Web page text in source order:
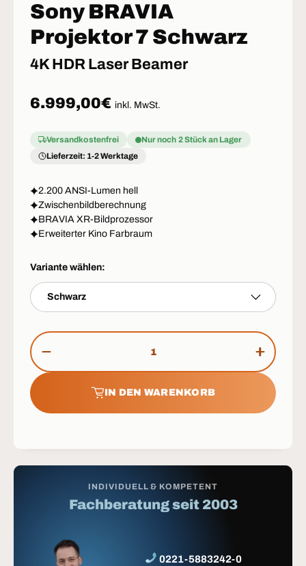
Sony BRAVIA
Projektor 7 Schwarz
4K HDR Laser Beamer
Normaler Preis
6.999,00€ inkl. MwSt.
Versandkostenfrei
Nur noch 2 Stück an Lager
Lieferzeit: 1-2 Werktage
2.200 ANSI-Lumen hell
Zwischenbildberechnung
BRAVIA XR-Bildprozessor
Erweiterter Kino Farbraum
Variante wählen:
Schwarz
Anzahl
MENGE
IN DEN WARENKORB
INDIVIDUELL & KOMPETENT
Fachberatung seit 2003
0221-5883242-0